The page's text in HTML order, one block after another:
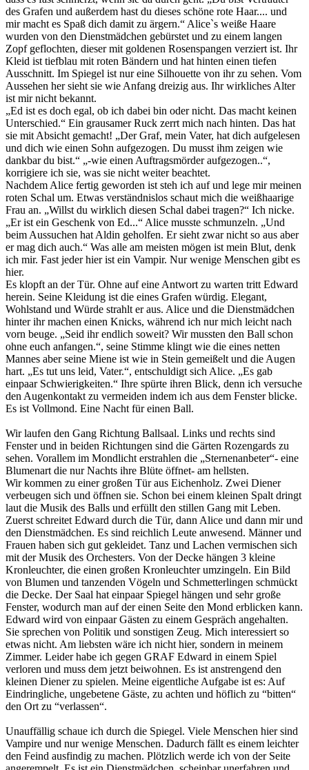
des Grafen und außerdem hast du dieses schöne rote Haar.... und
mir macht es Spaß dich damit zu ärgern.“ Alice`s weiße Haare
wurden von den Dienstmädchen gebürstet und zu einem langen
Zopf geflochten, dieser mit goldenen Rosenspangen verziert ist. Ihr
Kleid ist tiefblau mit roten Bändern und hat hinten einen tiefen
Ausschnitt. Im Spiegel ist nur eine Silhouette von ihr zu sehen. Vom
Aussehen her sieht sie wie Anfang dreizig aus. Ihr wirkliches Alter
ist mir nicht bekannt.
„Ed ist es doch egal, ob ich dabei bin oder nicht. Das macht keinen
Unterschied.“ Ein grausamer Ruck zerrt mich nach hinten. Das hat
sie mit Absicht gemacht! „Der Graf, mein Vater, hat dich aufgelesen
und dich wie einen Sohn aufgezogen. Du musst ihm zeigen wie
dankbar du bist.“ „-wie einen Auftragsmörder aufgezogen..“,
korrigiere ich sie, was sie nicht weiter beachtet.
Nachdem Alice fertig geworden ist steh ich auf und lege mir meinen
roten Schal um. Etwas verständnislos schaut mich die weißhaarige
Frau an. „Willst du wirklich diesen Schal dabei tragen?“ Ich nicke.
„Er ist ein Geschenk von Ed...“ Alice musste schmunzeln. „Und
beim Aussuchen hat Aldin geholfen. Er sieht zwar nicht so aus aber
er mag dich auch.“ Was alle am meisten mögen ist mein Blut, denk
ich mir. Fast jeder hier ist ein Vampir. Nur wenige Menschen gibt es
hier.
Es klopft an der Tür. Ohne auf eine Antwort zu warten tritt Edward
herein. Seine Kleidung ist die eines Grafen würdig. Elegant,
Wohlstand und Würde strahlt er aus. Alice und die Dienstmädchen
hinter ihr machen einen Knicks, während ich nur mich leicht nach
vorn beuge. „Seid ihr endlich soweit? Wir mussten den Ball schon
ohne euch anfangen.“, seine Stimme klingt wie die eines netten
Mannes aber seine Miene ist wie in Stein gemeißelt und die Augen
hart. „Es tut uns leid, Vater.“, entschuldigt sich Alice. „Es gab
einpaar Schwierigkeiten.“ Ihre spürte ihren Blick, denn ich versuche
den Augenkontakt zu vermeiden indem ich aus dem Fenster blicke.
Es ist Vollmond. Eine Nacht für einen Ball.
Wir laufen den Gang Richtung Ballsaal. Links und rechts sind
Fenster und in beiden Richtungen sind die Gärten Rozengards zu
sehen. Vorallem im Mondlicht erstrahlen die „Sternenanbeter“- eine
Blumenart die nur Nachts ihre Blüte öffnet- am hellsten.
Wir kommen zu einer großen Tür aus Eichenholz. Zwei Diener
verbeugen sich und öffnen sie. Schon bei einem kleinen Spalt dringt
laut die Musik des Balls und erfüllt den stillen Gang mit Leben.
Zuerst schreitet Edward durch die Tür, dann Alice und dann mir und
den Dienstmädchen. Es sind reichlich Leute anwesend. Männer und
Frauen haben sich gut gekleidet. Tanz und Lachen vermischen sich
mit der Musik des Orchesters. Von der Decke hängen 3 kleine
Kronleuchter, die einen großen Kronleuchter umzingeln. Ein Bild
von Blumen und tanzenden Vögeln und Schmetterlingen schmückt
die Decke. Der Saal hat einpaar Spiegel hängen und sehr große
Fenster, wodurch man auf der einen Seite den Mond erblicken kann.
Edward wird von einpaar Gästen zu einem Gespräch angehalten.
Sie sprechen von Politik und sonstigen Zeug. Mich interessiert so
etwas nicht. Am liebsten wäre ich nicht hier, sondern in meinem
Zimmer. Leider habe ich gegen GRAF Edward in einem Spiel
verloren und muss dem jetzt beiwohnen. Es ist anstrengend den
kleinen Diener zu spielen. Meine eigentliche Aufgabe ist es: Auf
Eindringliche, ungebetene Gäste, zu achten und höflich zu “bitten“
den Ort zu “verlassen“.
Unauffällig schaue ich durch die Spiegel. Viele Menschen hier sind
Vampire und nur wenige Menschen. Dadurch fällt es einem leichter
den Feind ausfindig zu machen. Plötzlich werde ich von der Seite